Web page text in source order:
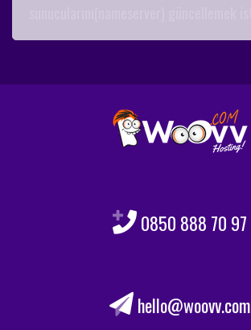
0850 888 70 97
hello@woovv.com